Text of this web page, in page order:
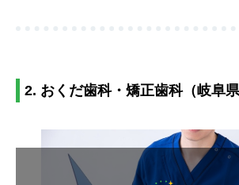
2. おくだ歯科・矯正歯科（岐阜県